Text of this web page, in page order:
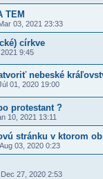
TEM
03, 2021 23:33
církve
9:45
nebeské
01, 2020 19:00
protestant ?
10, 2021 13:11
stránku v ktorom
03, 2020 0:23
27, 2020 2:53